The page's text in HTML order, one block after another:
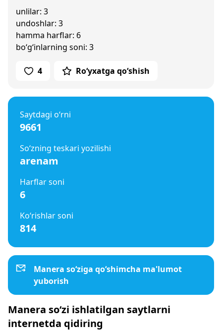
unlilar: 3
undoshlar: 3
hamma harflar: 6
bo‘g‘inlarning soni: 3
4 Ro‘yxatga qo‘shish
Saytdagi o‘rni
9661
So‘zning teskari yozilishi
arenam
Harflar soni
6
Ko‘rishlar soni
814
Manera so‘ziga qo‘shimcha ma'lumot
yuborish
Manera so‘zi ishlatilgan saytlarni
internetda qidiring